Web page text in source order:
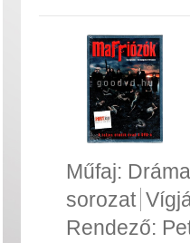
Műfaj: Dráma
sorozat
Rendező: